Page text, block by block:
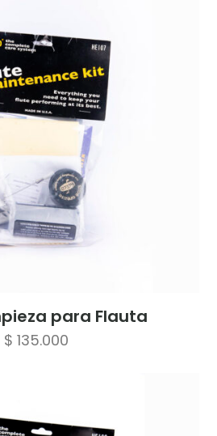
para Flauta
$ 135.000